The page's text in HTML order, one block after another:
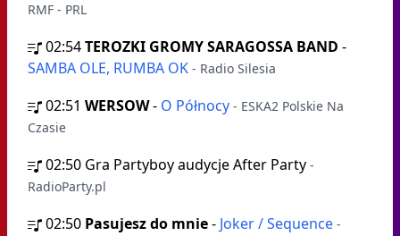
RMF - PRL
02:54TEROZKI GROMY SARAGOSSA BAND -
SAMBA OLE, RUMBA OK - Radio Silesia
02:51 WERSOW- O Północy - ESKA2 Polskie Na
Czasie
02:50 Gra Partyboy audycje After Party -
RadioParty.pl
02:50 Pasujesz do mnie- Joker / Sequence -